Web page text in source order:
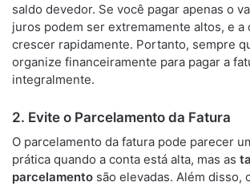
saldo devedor. Se você pagar apenas o
juros podem ser extremamente altos, e a
crescer rapidamente. Portanto, sempre
organize financeiramente para pagar a
integralmente.
2. Evite o Parcelamento da Fatura
O parcelamento da fatura pode parecer
prática quando a conta está alta, mas as
parcelamento são elevadas. Além disso,